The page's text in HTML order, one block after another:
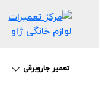
تعمیر جاروبرقی